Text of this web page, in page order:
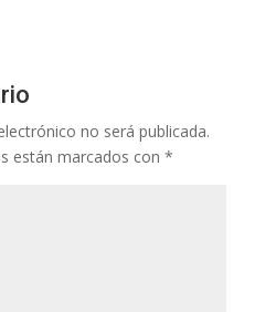
no será publicada.
están marcados con *